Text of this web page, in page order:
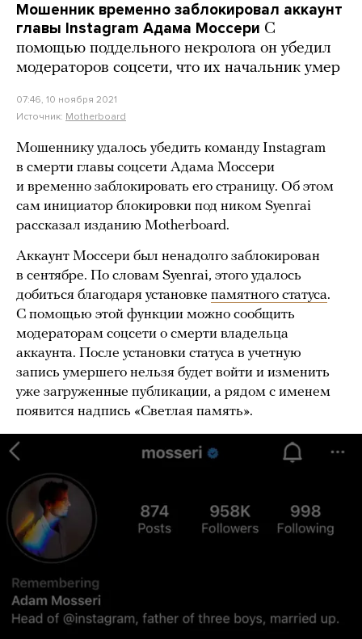
Мошенник временно заблокировал аккаунт
главы Instagram Адама Моссери С
помощью поддельного некролога он убедил
модераторов соцсети, что их начальник умер
07:46, 10 ноября 2021
Источник: Motherboard
Мошеннику удалось убедить команду Instagram
в смерти главы соцсети Адама Моссери
и временно заблокировать его страницу. Об этом
сам инициатор блокировки под ником Syenrai
рассказал изданию Motherboard.
Аккаунт Моссери был ненадолго заблокирован
в сентябре. По словам Syenrai, этого удалось
добиться благодаря установке памятного статуса.
С помощью этой функции можно сообщить
модераторам соцсети о смерти владельца
аккаунта. После установки статуса в учетную
запись умершего нельзя будет войти и изменить
уже загруженные публикации, а рядом с именем
появится надпись «Светлая память».